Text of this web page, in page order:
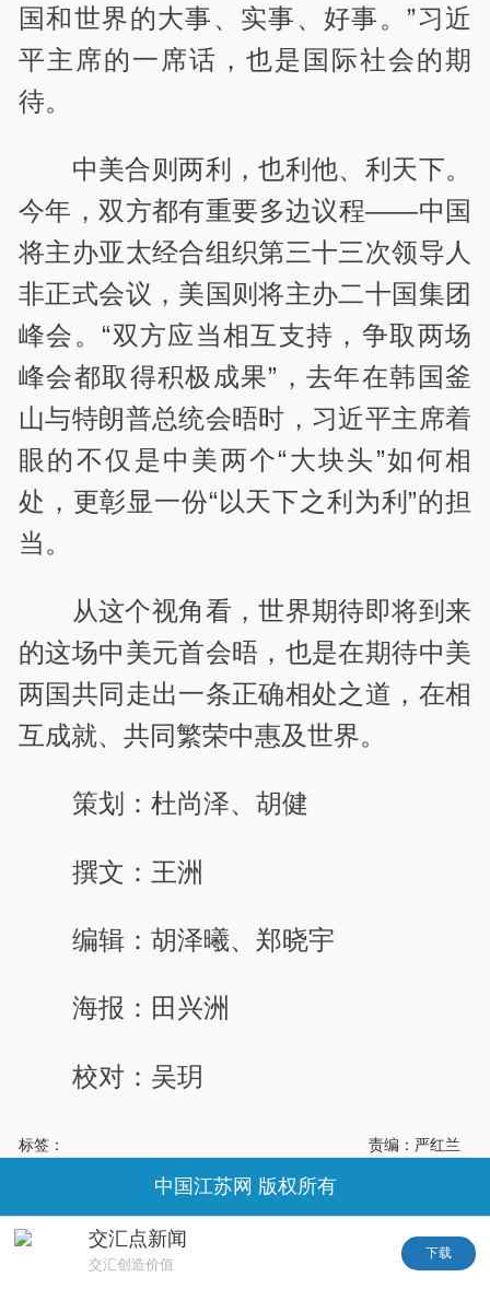
国和世界的大事、实事、好事。”习近
平主席的一席话，也是国际社会的期
待。
中美合则两利，也利他、利天下。
今年，双方都有重要多边议程——中国
将主办亚太经合组织第三十三次领导人
非正式会议，美国则将主办二十国集团
峰会。“双方应当相互支持，争取两场
峰会都取得积极成果”，去年在韩国釜
山与特朗普总统会晤时，习近平主席着
眼的不仅是中美两个“大块头”如何相
处，更彰显一份“以天下之利为利”的担
当。
从这个视角看，世界期待即将到来
的这场中美元首会晤，也是在期待中美
两国共同走出一条正确相处之道，在相
互成就、共同繁荣中惠及世界。
策划：杜尚泽、胡健
撰文：王洲
编辑：胡泽曦、郑晓宇
海报：田兴洲
校对：吴玥
标签： 责编：严红兰
交汇点新闻
交汇创造价值
下载
中国江苏网 版权所有